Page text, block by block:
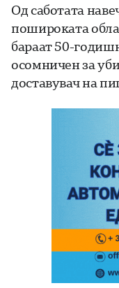
Од саботата
пошироката
бараат 50-
осомничен за
доставувач на